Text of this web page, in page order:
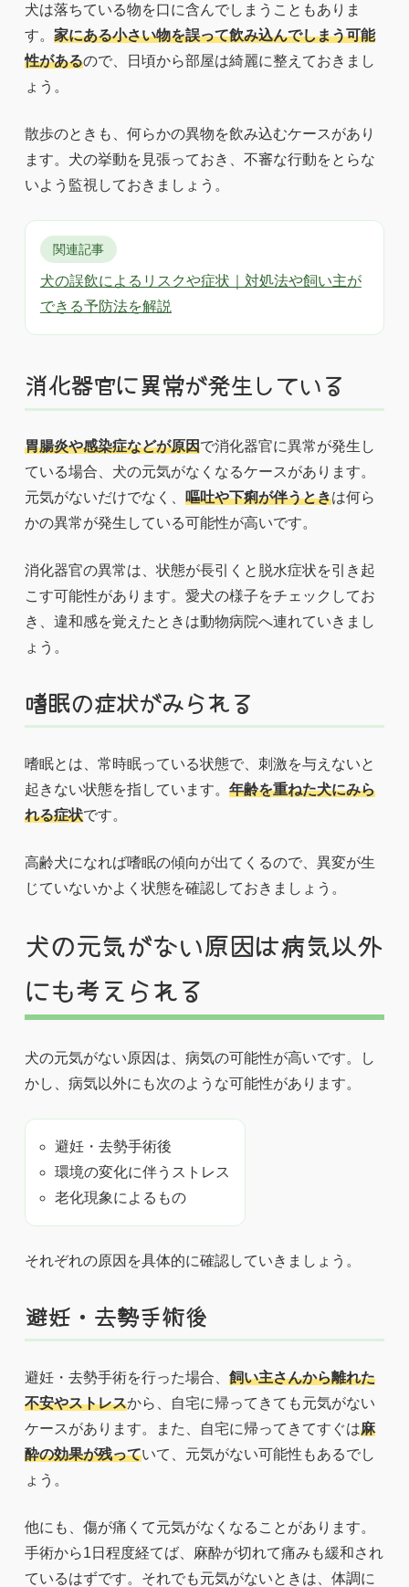
犬は落ちている物を口に含んでしまうこともありま
す。 家にある小さい物を誤って飲み込んでしまう可能
性があるので、日頃から部屋は綺麗に整えておきまし
ょう。
散歩のときも、何らかの異物を飲み込むケースがあり
ます。犬の挙動を見張っておき、不審な行動をとらな
いよう監視しておきましょう。
関連記事
犬の誤飲によるリスクや症状｜対処法や飼い主が
できる予防法を解説
消化器官に異常が発生している
胃腸炎や感染症などが原因で消化器官に異常が発生し
ている場合、犬の元気がなくなるケースがあります。
元気がないだけでなく、 嘔吐や下痢が伴うときは何ら
かの異常が発生している可能性が高いです。
消化器官の異常は、状態が長引くと脱水症状を引き起
こす可能性があります。愛犬の様子をチェックしてお
き、違和感を覚えたときは動物病院へ連れていきまし
ょう。
嗜眠の症状がみられる
嗜眠とは、常時眠っている状態で、刺激を与えないと
起きない状態を指しています。 年齢を重ねた犬にみら
れる症状です。
高齢犬になれば嗜眠の傾向が出てくるので、異変が生
じていないかよく状態を確認しておきましょう。
犬の元気がない原因は病気以外
にも考えられる
犬の元気がない原因は、病気の可能性が高いです。し
かし、病気以外にも次のような可能性があります。
避妊・去勢手術後
環境の変化に伴うストレス
老化現象によるもの
それぞれの原因を具体的に確認していきましょう。
避妊・去勢手術後
避妊・去勢手術を行った場合、 飼い主さんから離れた
不安やストレスから、自宅に帰ってきても元気がない
ケースがあります。また、自宅に帰ってきてすぐは麻
酔の効果が残っていて、元気がない可能性もあるでし
ょう。
他にも、傷が痛くて元気がなくなることがあります。
手術から1日程度経てば、麻酔が切れて痛みも緩和され
ているはずです。それでも元気がないときは、体調に